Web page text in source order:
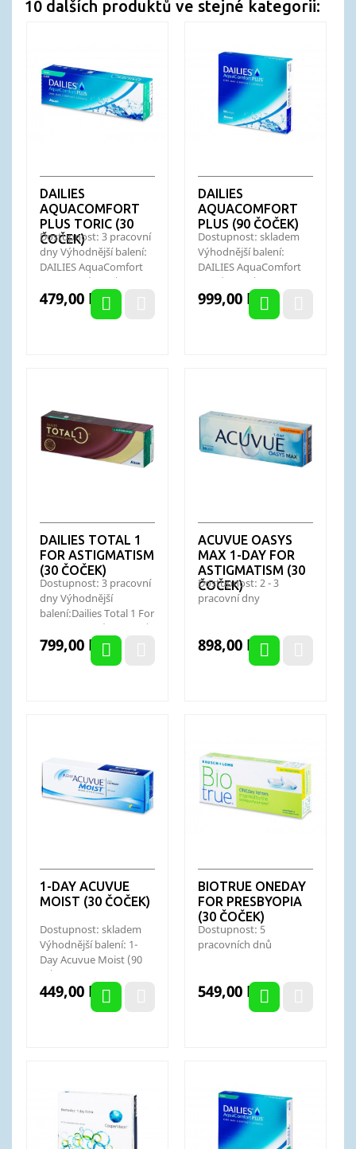
10 dalších produktů ve stejné kategorii:
DAILIES
AQUACOMFORT
PLUS TORIC (30
ČOČEK)
Dostupnost: 3 pracovní
dny Výhodnější balení:
DAILIES AquaComfort
Plus Toric (90 ks)
Cena
479,00 Kč
DAILIES
AQUACOMFORT
PLUS (90 ČOČEK)
Dostupnost: skladem
Výhodnější balení:
DAILIES AquaComfort
Plus (180 ks)
Cena
999,00 Kč
DAILIES TOTAL 1
FOR ASTIGMATISM
(30 ČOČEK)
Dostupnost: 3 pracovní
dny Výhodnější
balení:Dailies Total 1 For
Astigmatism (90 čoček)
Cena
799,00 Kč
ACUVUE OASYS
MAX 1-DAY FOR
ASTIGMATISM (30
ČOČEK)
Dostupnost: 2 - 3
pracovní dny
Cena
898,00 Kč
1-DAY ACUVUE
MOIST (30 ČOČEK)
Dostupnost: skladem
Výhodnější balení: 1-
Day Acuvue Moist (90
ks)
Cena
449,00 Kč
BIOTRUE ONEDAY
FOR PRESBYOPIA
(30 ČOČEK)
Dostupnost: 5
pracovních dnů
Cena
549,00 Kč